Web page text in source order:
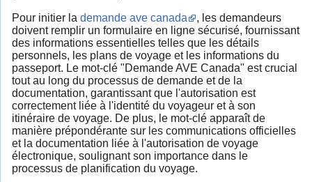
Pour initier la demande ave canada
, les demandeurs
doivent remplir un formulaire en ligne sécurisé, fournissant
des informations essentielles telles que les détails
personnels, les plans de voyage et les informations du
passeport. Le mot-clé "Demande AVE Canada" est crucial
tout au long du processus de demande et de la
documentation, garantissant que l'autorisation est
correctement liée à l'identité du voyageur et à son
itinéraire de voyage. De plus, le mot-clé apparaît de
manière prépondérante sur les communications officielles
et la documentation liée à l'autorisation de voyage
électronique, soulignant son importance dans le
processus de planification du voyage.